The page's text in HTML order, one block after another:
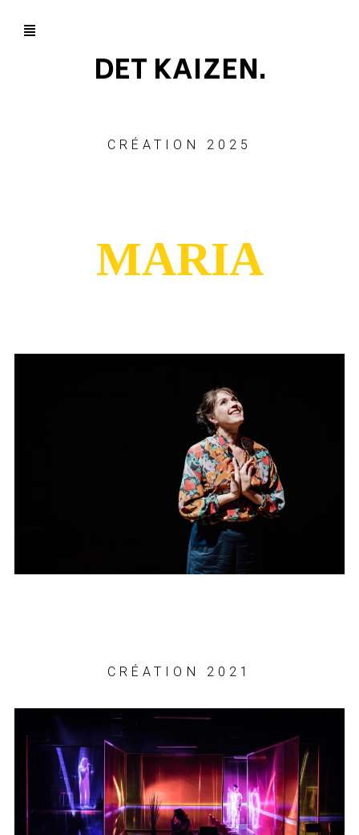
DET KAIZEN.
CRÉATION 2025
MARIA
CRÉATION 2021